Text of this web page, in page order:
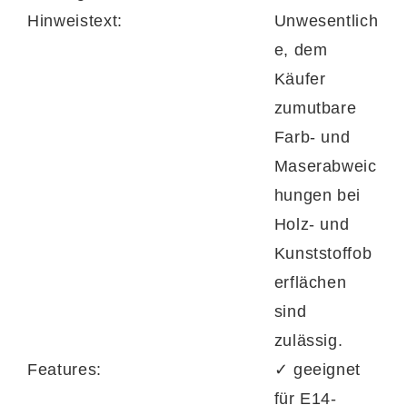
Hinweistext:
Unwesentlich
e, dem
Käufer
zumutbare
Farb- und
Maserabweic
hungen bei
Holz- und
Kunststoffob
erflächen
sind
zulässig.
Features:
✓ geeignet
für E14-